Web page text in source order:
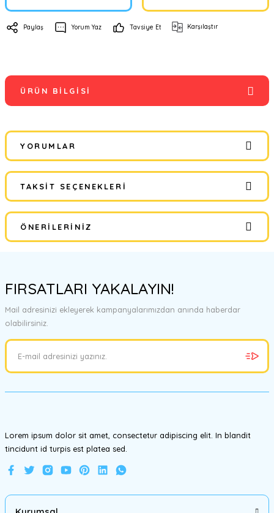
Paylaş Yorum Yaz Tavsiye Et Karşılaştır
ÜRÜN BILGISI
YORUMLAR
Bu ürüne ilk yorumu siz yapın!
Yorum Yaz
TAKSIT SEÇENEKLERI
ÖNERILERINIZ
tarafımıza iletebilirsiniz.
Görüş ve önerileriniz için teşekkür ederiz.
Ürün resmi kalitesiz, bozuk veya görüntülenemiyor.
Ürün bilgilerinde hatalar bulunuyor.
FIRSATLARI YAKALAYIN!
Mail adresinizi ekleyerek kampanyalarımızdan anında haberdar
olabilirsiniz.
Lorem ipsum dolor sit amet, consectetur adipiscing elit. In blandit
tincidunt id turpis est platea sed.